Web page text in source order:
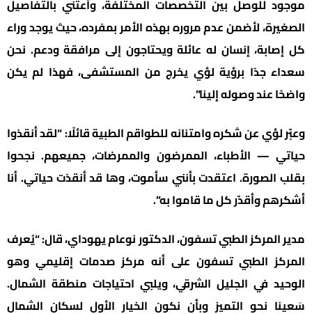
موجود للوصل بين التخصصات المختلفة، وأعتني بالتفاصيل
الصغيرة، لأضمن عدم مروره بهذه الأمر بمفرده، حيث يوجد وراء
كل إصابة، إنسان له عائلة ويحتاجون إلى مرافقة ودعم. نحن
سعداء جدًا برؤية لؤي يخرج من المستشفى، فهذا لم يكن
واضحًا عند وصوله إلينا”.
وعبّر لؤي عن شكره وامتنانه للطواقم الطبية قائلًا: “لقد أنقذوا
حياتي — الأطباء، الممرضون والممرضات، جميعهم. نجحوا
بقلب الصورة. اعتقدت بأنني سأموت، وها قد أنقذت حياتي. أنا
أشكرهم وأقدّر كل ما قاموا به”.
مدير المركز الطبي تسفون، الدكتور نوعام يهوداي، قال: “يُعرف
المركز الطبي تسفون على أنه مركز صدمات إقليمي وهو
الوحيد في الجليل الشرقي، ويلبي احتياجات منطقة الشمال.
سَعينا نحو التميز وبأن نكون الخيار الأول لسكان الشمال